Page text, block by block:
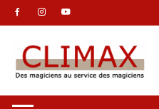
Aller
au
contenu